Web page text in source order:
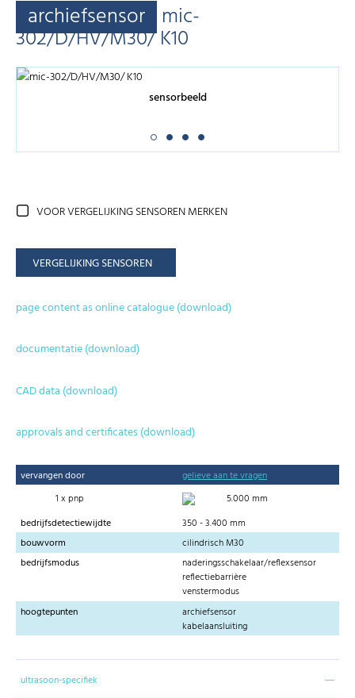
archiefsensor mic-
302/D/HV/M30/ K10
sensorbeeld
VOOR VERGELIJKING SENSOREN MERKEN
VERGELIJKING SENSOREN
page content as online catalogue (download)
documentatie (download)
CAD data (download)
approvals and certificates (download)
vervangen door
gelieve aan te vragen
1 x pnp
5.000 mm
bedrijfsdetectiewijdte
350 - 3.400 mm
bouwvorm
cilindrisch M30
bedrijfsmodus
naderingsschakelaar/reflexsensor
reflectiebarrière
venstermodus
hoogtepunten
archiefsensor
kabelaansluiting
ultrasoon-specifiek